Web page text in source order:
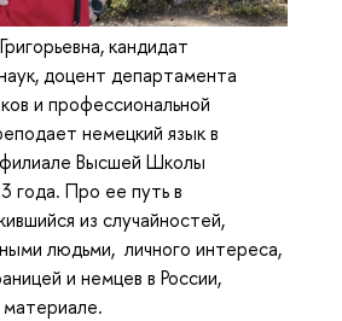
кандидат
доцент департамента
и профессиональной
немецкий язык в
Высшей Школы
года. Про ее путь в
из случайностей,
людьми, личного интереса,
и немцев в России,